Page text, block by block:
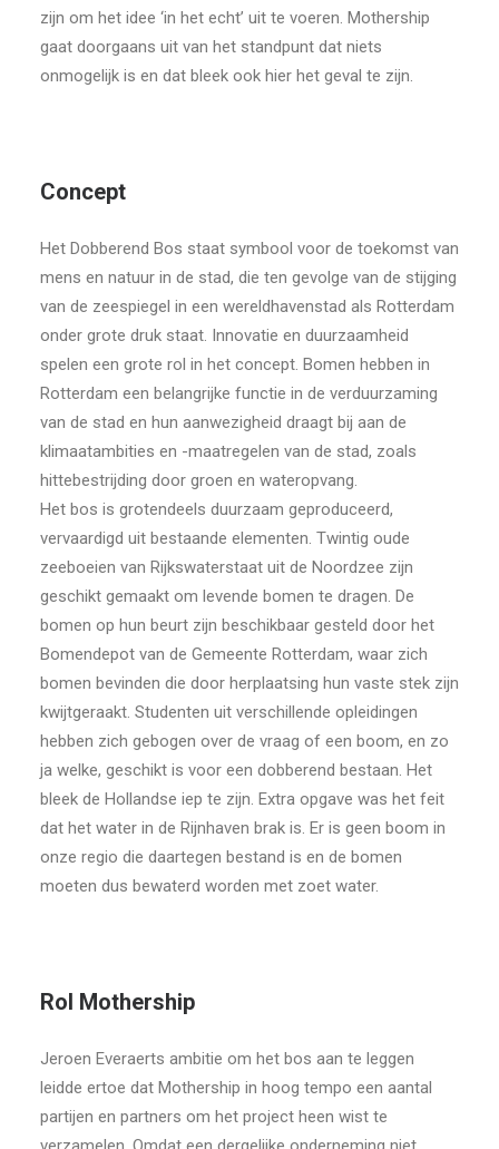
zijn om het idee ‘in het echt’ uit te voeren. Mothership
gaat doorgaans uit van het standpunt dat niets
onmogelijk is en dat bleek ook hier het geval te zijn.
Concept
Het Dobberend Bos staat symbool voor de toekomst van
mens en natuur in de stad, die ten gevolge van de stijging
van de zeespiegel in een wereldhavenstad als Rotterdam
onder grote druk staat. Innovatie en duurzaamheid
spelen een grote rol in het concept. Bomen hebben in
Rotterdam een belangrijke functie in de verduurzaming
van de stad en hun aanwezigheid draagt bij aan de
klimaatambities en -maatregelen van de stad, zoals
hittebestrijding door groen en wateropvang.
Het bos is grotendeels duurzaam geproduceerd,
vervaardigd uit bestaande elementen. Twintig oude
zeeboeien van Rijkswaterstaat uit de Noordzee zijn
geschikt gemaakt om levende bomen te dragen. De
bomen op hun beurt zijn beschikbaar gesteld door het
Bomendepot van de Gemeente Rotterdam, waar zich
bomen bevinden die door herplaatsing hun vaste stek zijn
kwijtgeraakt. Studenten uit verschillende opleidingen
hebben zich gebogen over de vraag of een boom, en zo
ja welke, geschikt is voor een dobberend bestaan. Het
bleek de Hollandse iep te zijn. Extra opgave was het feit
dat het water in de Rijnhaven brak is. Er is geen boom in
onze regio die daartegen bestand is en de bomen
moeten dus bewaterd worden met zoet water.
Rol Mothership
Jeroen Everaerts ambitie om het bos aan te leggen
leidde ertoe dat Mothership in hoog tempo een aantal
partijen en partners om het project heen wist te